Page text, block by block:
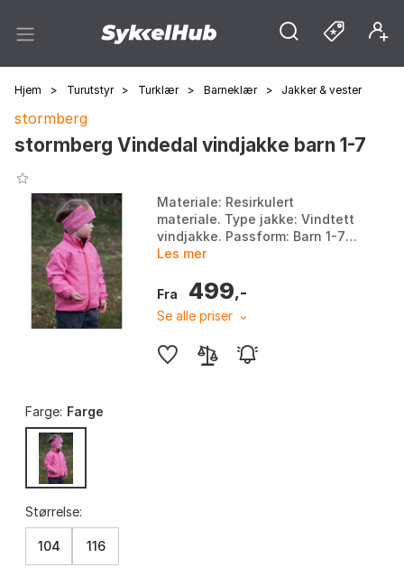
Hjem > Turutstyr > Turklær > Barneklær > Jakker & vester
stormberg
stormberg Vindedal vindjakke barn 1-7
Materiale: Resirkulert
materiale. Type jakke: Vindtett
vindjakke. Passform: Barn 1-7
år. Bruksområde: Tur, hverdag
104, 116.
Les mer
Fra 499,-
Se alle priser
Farge: Farge
Størrelse:
104 116